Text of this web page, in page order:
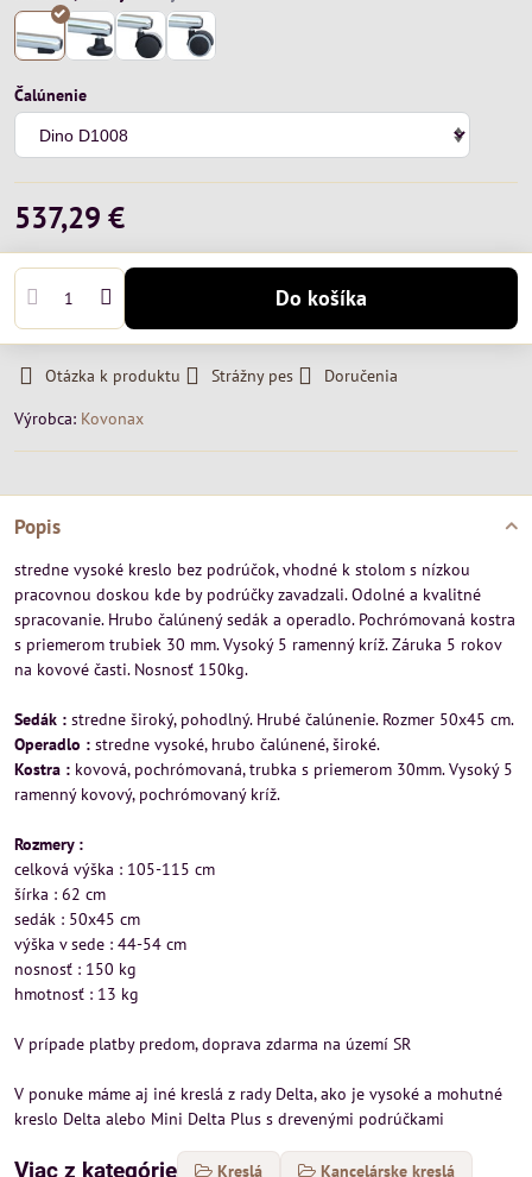
Čalúnenie
537,29 €
Do košíka
Otázka k produktu Strážny pes
Doručenia
Výrobca: Kovonax
Popis
stredne vysoké kreslo bez podrúčok, vhodné k stolom s nízkou
pracovnou doskou kde by podrúčky zavadzali. Odolné a kvalitné
spracovanie. Hrubo čalúnený sedák a operadlo. Pochrómovaná kostra
s priemerom trubiek 30 mm. Vysoký 5 ramenný kríž. Záruka 5 rokov
na kovové časti. Nosnosť 150kg.
Sedák : stredne široký, pohodlný. Hrubé čalúnenie. Rozmer 50x45 cm.
Operadlo : stredne vysoké, hrubo čalúnené, široké.
Kostra : kovová, pochrómovaná, trubka s priemerom 30mm. Vysoký 5
ramenný kovový, pochrómovaný kríž.
Rozmery :
celková výška : 105-115 cm
šírka : 62 cm
sedák : 50x45 cm
výška v sede : 44-54 cm
nosnosť : 150 kg
hmotnosť : 13 kg
V prípade platby predom, doprava zdarma na území SR
V ponuke máme aj iné kreslá z rady Delta, ako je vysoké a mohutné
kreslo Delta alebo Mini Delta Plus s drevenými podrúčkami
Viac z kategórie Kreslá Kancelárske kreslá